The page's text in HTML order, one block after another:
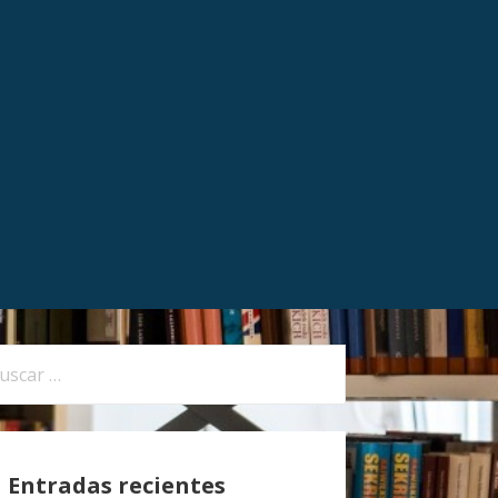
Entradas recientes